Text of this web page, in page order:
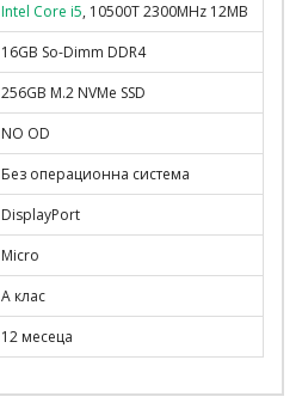
Intel Core i5, 10500T 2300MHz 12MB
16GB So-Dimm DDR4
256GB M.2 NVMe SSD
NO OD
Без операционна система
DisplayPort
Micro
A клас
12 месеца